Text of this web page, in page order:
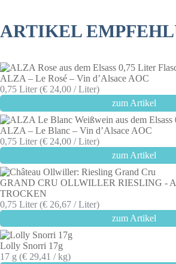
ARTIKEL
ALZA – Le Rosé – Vin d’Alsace AOC
0,75 Liter (€ 24,00 / Liter)
zum Artikel
ALZA – Le Blanc – Vin d’Alsace AOC
0,75 Liter (€ 24,00 / Liter)
zum Artikel
GRAND CRU OLLWILLER RIESLING -
TROCKEN
0,75 Liter (€ 26,67 / Liter)
zum Artikel
Lolly Snorri 17g
17 g (€ 29,41 / kg)